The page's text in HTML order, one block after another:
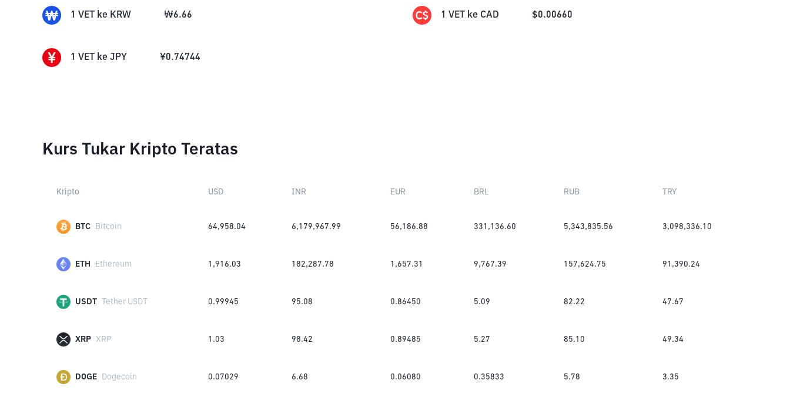
1 VET ke KRW ₩6.66 1 VET ke CAD $0.00660
1 VET ke JPY ¥0.74744
Kurs Tukar Kripto Teratas
Kripto USD INR EUR BRL RUB TRY
BTC Bitcoin 64,958.04 6,179,967.99 56,186.88 331,136.60 5,343,835.56 3,098,336.10
ETH Ethereum 1,916.03 182,287.78 1,657.31 9,767.39 157,624.75 91,390.24
USDT Tether USDT 0.99945 95.08 0.86450 5.09 82.22 47.67
XRP XRP 1.03 98.42 0.89485 5.27 85.10 49.34
DOGE Dogecoin 0.07029 6.68 0.06080 0.35833 5.78 3.35